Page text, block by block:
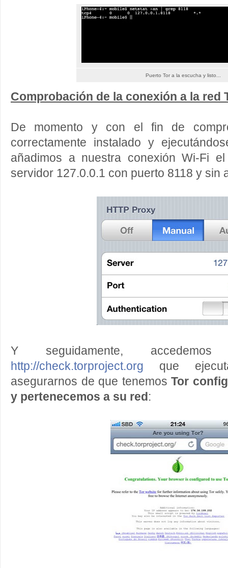
Puerto Tor a la escucha y listo...
Comprobación de la conexión a la red
De momento y con el fin de
correctamente instalado y
añadimos a nuestra conexión Wi-Fi
servidor 127.0.0.1 con puerto 8118 y sin
Y seguidamente,
http://check.torproject.org que
asegurarnos de que tenemos Tor
y pertenecemos a su red :